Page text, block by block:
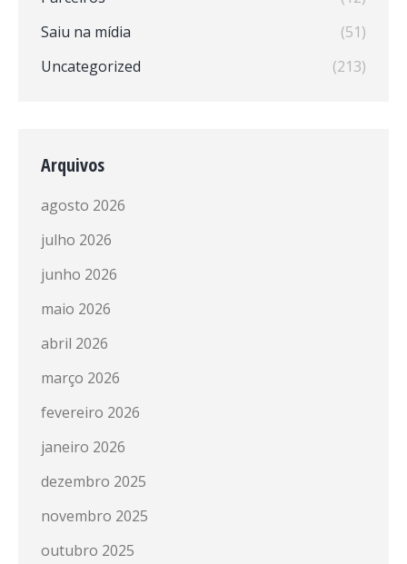
Saiu na mídia
(51)
Uncategorized
(213)
Arquivos
agosto 2026
julho 2026
junho 2026
maio 2026
abril 2026
março 2026
fevereiro 2026
janeiro 2026
dezembro 2025
novembro 2025
outubro 2025